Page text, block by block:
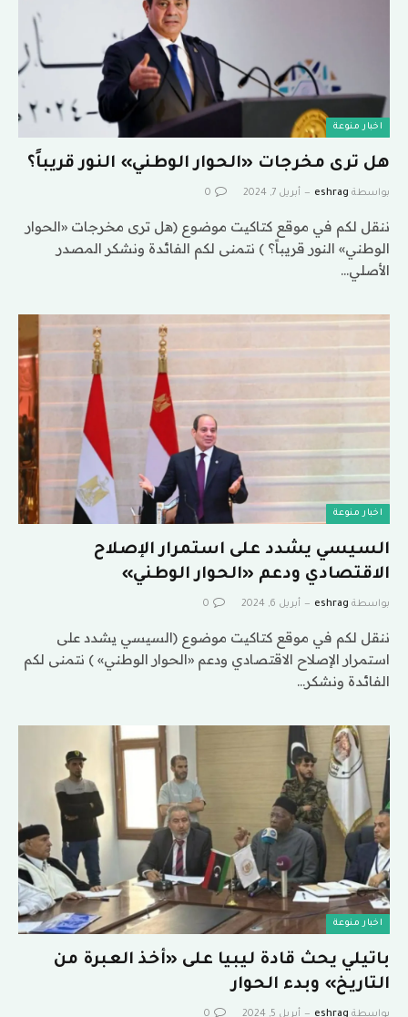
اخبار منوعة
هل ترى مخرجات «الحوار الوطني» النور قريباً؟
بواسطة eshrag أبريل 7, 2024 0
ننقل لكم في موقع كتاكيت موضوع (هل ترى مخرجات «الحوار
الوطني» النور قريباً؟ ) نتمنى لكم الفائدة ونشكر المصدر
الأصلي…
اخبار منوعة
السيسي يشدد على استمرار الإصلاح
الاقتصادي ودعم «الحوار الوطني»
بواسطة eshrag أبريل 6, 2024 0
ننقل لكم في موقع كتاكيت موضوع (السيسي يشدد على
استمرار الإصلاح الاقتصادي ودعم «الحوار الوطني» ) نتمنى لكم
الفائدة ونشكر…
اخبار منوعة
باتيلي يحث قادة ليبيا على «أخذ العبرة من
التاريخ» وبدء الحوار
بواسطة eshrag أبريل 5, 2024 0